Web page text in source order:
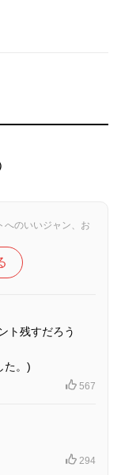
へのいいジャン、お
ト残すだろう
た。)
567
294